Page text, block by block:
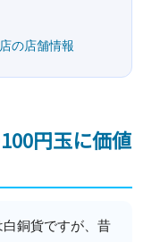
の店舗情報
円玉に価値
銅貨ですが、昔